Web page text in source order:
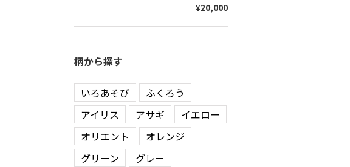
¥20,000
柄から探す
いろあそび
ふくろう
アイリス
アサギ
イエロー
オリエント
オレンジ
グリーン
グレー